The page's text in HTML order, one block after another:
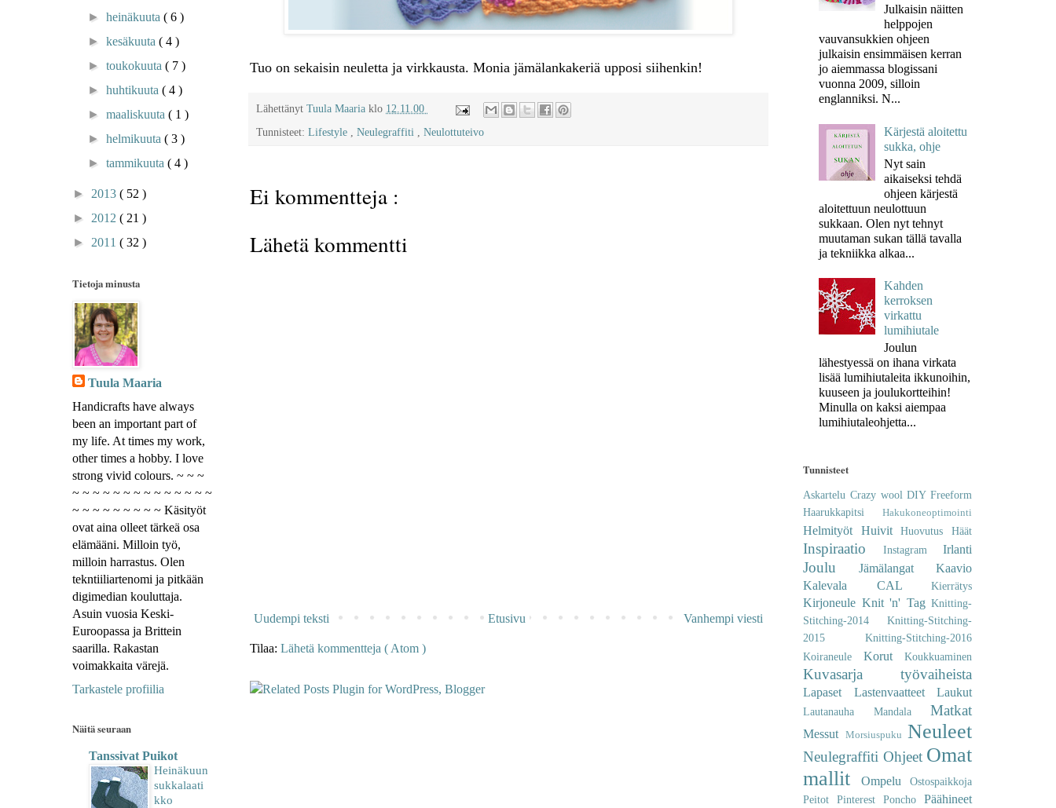
Tuo on sekaisin neuletta ja virkkausta. Monia jämälankakeriä upposi siihenkin!
Lähettänyt Tuula Maaria klo 12.11.00
Tunnisteet: Lifestyle , Neulegraffiti , Neulottuteivo
Ei kommentteja :
Lähetä kommentti
Uudempi teksti Vanhempi viesti
Etusivu
Tilaa: Lähetä kommentteja ( Atom )
►heinäkuuta( 6 )
►kesäkuuta( 4 )
►toukokuuta( 7 )
►huhtikuuta( 4 )
►maaliskuuta( 1 )
►helmikuuta( 3 )
►tammikuuta( 4 )
► 2013 ( 52 )
► 2012 ( 21 )
► 2011 ( 32 )
Tietoja minusta
Tuula Maaria
Handicrafts have always
been an important part of
my life. At times my work,
other times a hobby. I love
strong vivid colours. ~ ~ ~
~ ~ ~ ~ ~ ~ ~ ~ ~ ~ ~ ~ ~ ~
~ ~ ~ ~ ~ ~ ~ ~ ~ Käsityöt
ovat aina olleet tärkeä osa
elämääni. Milloin työ,
milloin harrastus. Olen
tekntiiliartenomi ja pitkään
digimedian kouluttaja.
Asuin vuosia Keski-
Euroopassa ja Brittein
saarilla. Rakastan
voimakkaita värejä.
Tarkastele profiilia
Näitä seuraan
Tanssivat Puikot
Heinäkuun
sukkalaati
kko
Julkaisin näitten
helppojen
vauvansukkien ohjeen
julkaisin ensimmäisen kerran
jo aiemmassa blogissani
vuonna 2009, silloin
englanniksi. N...
Kärjestä aloitettu
sukka, ohje
Nyt sain
aikaiseksi tehdä
ohjeen kärjestä
aloitettuun neulottuun
sukkaan. Olen nyt tehnyt
muutaman sukan tällä tavalla
ja tekniikka alkaa...
Kahden
kerroksen
virkattu
lumihiutale
Joulun
lähestyessä on ihana virkata
lisää lumihiutaleita ikkunoihin,
kuuseen ja joulukortteihin!
Minulla on kaksi aiempaa
lumihiutaleohjetta...
Tunnisteet
Askartelu Crazy woolDIY Freeform
Haarukkapitsi Hakukoneoptimointi
Helmityöt HuivitHuovutusHäät
Inspiraatio Instagram Irlanti
Joulu Jämälangat Kaavio
Kalevala CAL Kierrätys
Kirjoneule Knit 'n' Tag Knitting-
Stitching-2014 Knitting-Stitching-
2015 Knitting-Stitching-2016
Koiraneule Korut Koukkuaminen
Kuvasarja työvaiheista
Lapaset Lastenvaatteet Laukut
Lautanauha Mandala Matkat
Messut Morsiuspuku Neuleet
Neulegraffiti Ohjeet Omat
mallit
Ompelu Ostospaikkoja
Peitot Pinterest Poncho Päähineet